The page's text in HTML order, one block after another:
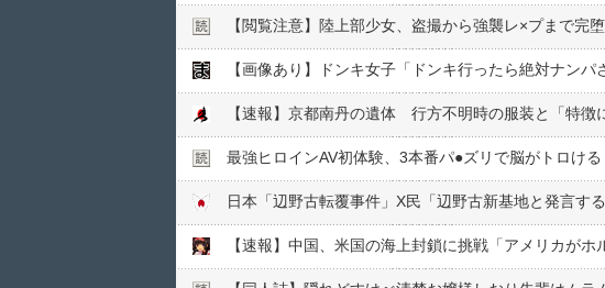
【閲覧注意】陸上部少女、盗撮から強襲レ×プまで完
【画像あり】ドンキ女子「ドンキ行ったら絶対ナンパ
最強ヒロインAV初体験、3本番パ●︎ズリで脳がトロける